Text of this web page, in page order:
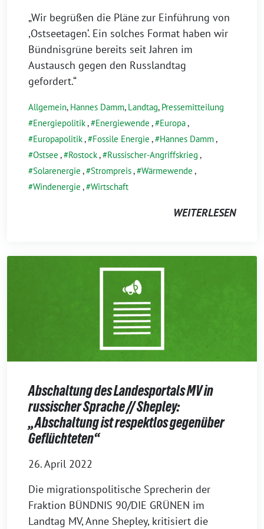
„Wir begrüßen die Pläne zur Einführung von
,Ostseetagen‘. Ein solches Format haben wir
Bündnisgrüne bereits seit Jahren im
Austausch gegen den Russlandtag
gefordert.“
Allgemein, Hannes Damm, Landtag, Pressemitteilung
Energiepolitik, Energiewende , Europa,
Europapolitik, Fossile Energie , Hannes Damm,
Ostsee , Rostock, Russischer-Angriffskrieg ,
Solarenergie , Strompreis, Wärmewende ,
Windenergie , Wirtschaft
WEITERLESEN
Abschaltung des Landesportals MV in
russischer Sprache // Shepley:
„Abschaltung ist respektlos gegenüber
Geflüchteten“
26. April 2022
Die migrationspolitische Sprecherin der
Fraktion BÜNDNIS 90/DIE GRÜNEN im
Landtag MV, Anne Shepley, kritisiert die